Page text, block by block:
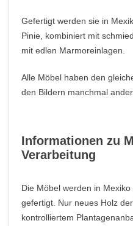
Gefertigt werden sie in
Pinie, kombiniert mit
mit edlen Marmoreinlagen.
Alle Möbel haben den
den Bildern manchmal
Informationen zu
Verarbeitung
Die Möbel werden in
gefertigt. Nur neues Holz
kontrolliertem